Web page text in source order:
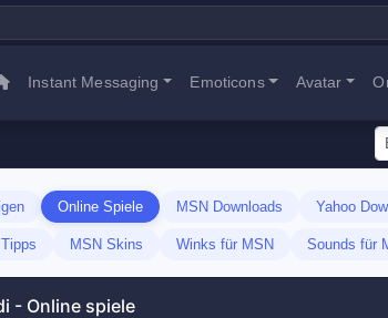
Instant Messaging Emoticons Avatar
Online Spiele MSN Downloads Yahoo
MSN Skins Winks für MSN Sounds für
- Online spiele